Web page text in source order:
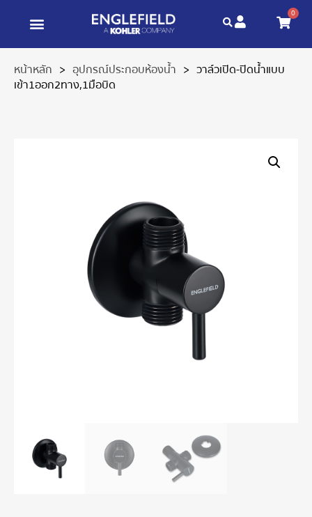
0
หน้าหลัก > อุปกรณ์ประกอบห้องน้ำ > วาล์วเปิด-ปิดน้ำแบบ
เข้า1ออก2ทาง,1มือบิด